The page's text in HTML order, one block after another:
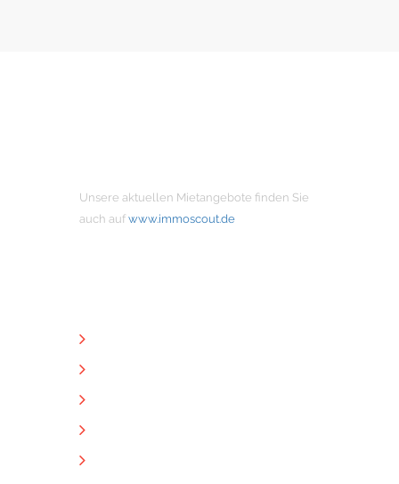
Unsere aktuellen Mietangebote finden Sie
auch auf www.immoscout.de